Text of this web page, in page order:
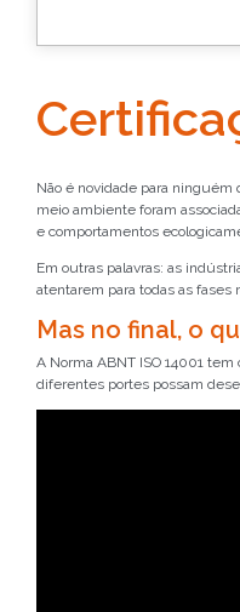
Não é novidade para
meio ambiente foram
e comportamentos
Em outras palavras: as
atentarem para todas as fases
Mas no final, o
A Norma ABNT ISO 14001
diferentes portes possam